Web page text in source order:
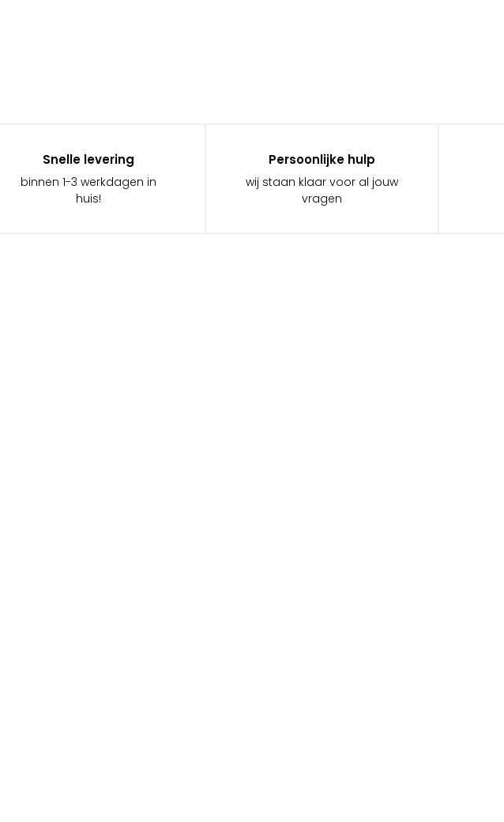
Snelle levering
binnen 1-3 werkdagen in
huis!
Persoonlijke hulp
wij staan klaar voor al jouw
vragen